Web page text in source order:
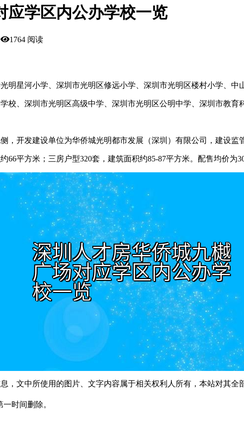
应学区内公办学校一览
1764 阅读
明星河小学、深圳市光明区修远小学、深圳市光明区楼村小学、中
校、深圳市光明区高级中学、深圳市光明区公明中学、深圳市教
，开发建设单位为华侨城光明都市发展（深圳）有限公司，建设监
66平方米；三房户型320套，建筑面积约85-87平方米。配售均价为
，文中所使用的图片、文字内容属于相关权利人所有，本站对其全
时间删除。